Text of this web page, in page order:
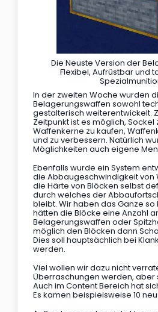
Die Neuste Version der
Flexibel, Aufrüstbar und
In der zweiten Woche wurden
Belagerungswaffen sowohl
gestalterisch weiterentwickelt.
Zeitpunkt ist es möglich, Sockel
Waffenkerne zu kaufen,
und zu verbessern. Natürlich
Möglichkeiten auch eigene
Ebenfalls wurde ein System
die Abbaugeschwindigkeit von
die Härte von Blöcken selbst
durch welches der
bleibt. Wir haben das Ganze so
hätten die Blöcke eine Anzahl
Belagerungswaffen oder
möglich den Blöcken dann
Dies soll hauptsächlich bei
werden.
Viel wollen wir dazu nicht
Überraschungen werden, aber
Auch im Content Bereich hat
Es kamen beispielsweise 10